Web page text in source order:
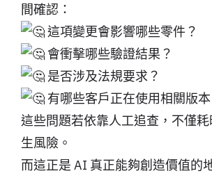
間確認：
這項變更會影響哪些零件？
會衝擊哪些驗證結果？
是否涉及法規要求？
有哪些客戶正在使用相關版本
這些問題若依靠人工追查，不僅
生風險。
而這正是 AI 真正能夠創造價值的